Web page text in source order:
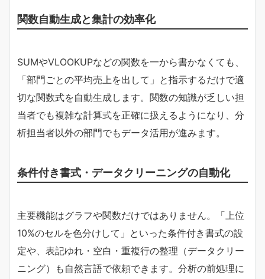
関数自動生成と集計の効率化
SUMやVLOOKUPなどの関数を一から書かなくても、
「部門ごとの平均売上を出して」と指示するだけで適
切な関数式を自動生成します。関数の知識が乏しい担
当者でも複雑な計算式を正確に扱えるようになり、分
析担当者以外の部門でもデータ活用が進みます。
条件付き書式・データクリーニングの自動化
主要機能はグラフや関数だけではありません。「上位
10%のセルを色分けして」といった条件付き書式の設
定や、表記ゆれ・空白・重複行の整理（データクリー
ニング）も自然言語で依頼できます。分析の前処理に